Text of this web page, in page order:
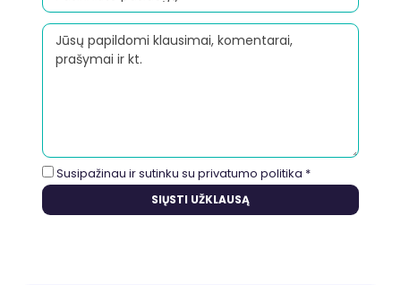
Susipažinau ir sutinku su privatumo politika *